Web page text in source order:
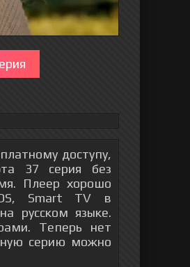
доступу,
37 серия без
Плеер хорошо
Smart TV в
русском языке.
Теперь нет
серию можно